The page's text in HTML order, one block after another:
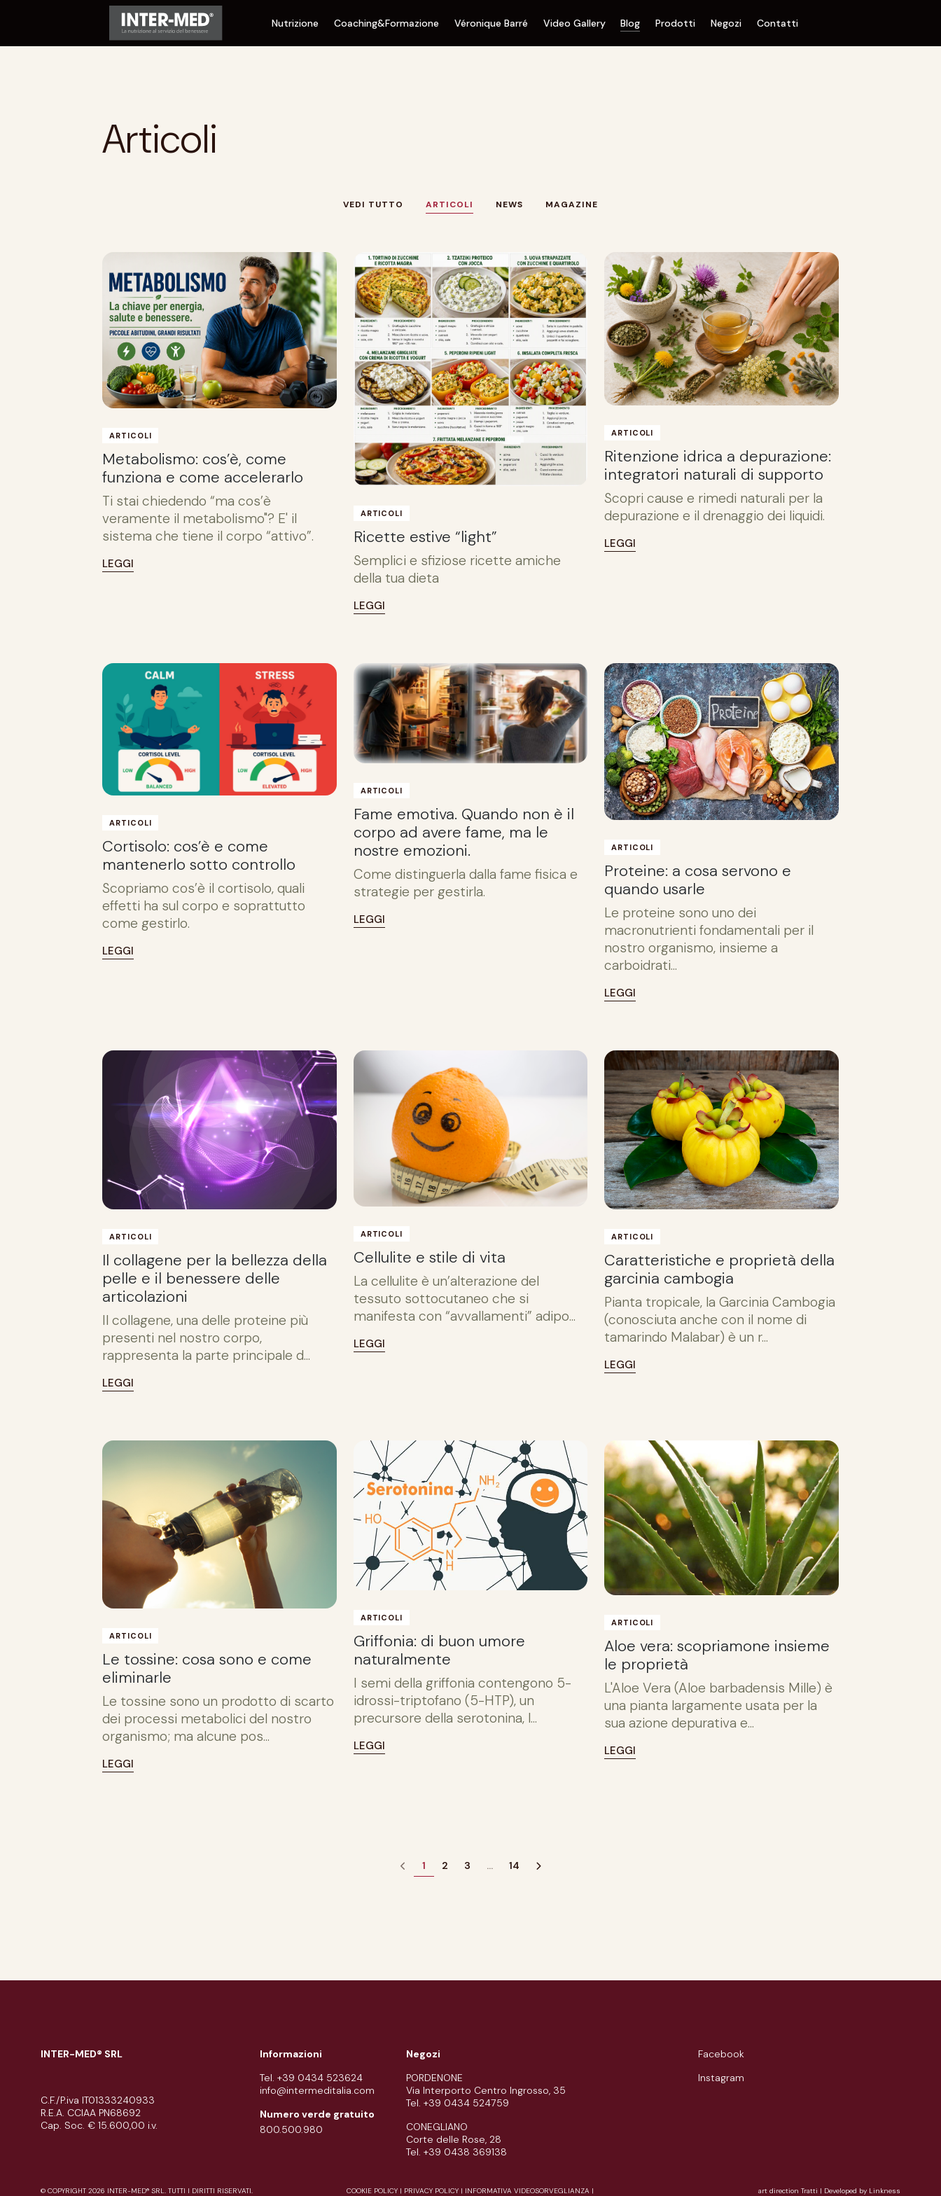
Nutrizione Coaching&Formazione Véronique Barré Video Gallery Blog Prodotti Negozi Contatti
Articoli
VEDI TUTTO ARTICOLI NEWS MAGAZINE
ARTICOLI
Metabolismo: cos’è, come
funziona e come accelerarlo
Ti stai chiedendo “ma cos’è
veramente il metabolismo"? E' il
sistema che tiene il corpo “attivo”.
LEGGI
ARTICOLI
Ricette estive “light”
Semplici e sfiziose ricette amiche
della tua dieta
LEGGI
ARTICOLI
Ritenzione idrica a depurazione:
integratori naturali di supporto
Scopri cause e rimedi naturali per la
depurazione e il drenaggio dei liquidi.
LEGGI
ARTICOLI
Cortisolo: cos’è e come
mantenerlo sotto controllo
Scopriamo cos’è il cortisolo, quali
effetti ha sul corpo e soprattutto
come gestirlo.
LEGGI
ARTICOLI
Fame emotiva. Quando non è il
corpo ad avere fame, ma le
nostre emozioni.
Come distinguerla dalla fame fisica e
strategie per gestirla.
LEGGI
ARTICOLI
Proteine: a cosa servono e
quando usarle
Le proteine sono uno dei
macronutrienti fondamentali per il
nostro organismo, insieme a
carboidrati...
LEGGI
ARTICOLI
Il collagene per la bellezza della
pelle e il benessere delle
articolazioni
Il collagene, una delle proteine più
presenti nel nostro corpo,
rappresenta la parte principale d...
LEGGI
ARTICOLI
Cellulite e stile di vita
La cellulite è un’alterazione del
tessuto sottocutaneo che si
manifesta con “avvallamenti” adipo...
LEGGI
ARTICOLI
Caratteristiche e proprietà della
garcinia cambogia
Pianta tropicale, la Garcinia Cambogia
(conosciuta anche con il nome di
tamarindo Malabar) è un r...
LEGGI
ARTICOLI
Le tossine: cosa sono e come
eliminarle
Le tossine sono un prodotto di scarto
dei processi metabolici del nostro
organismo; ma alcune pos...
LEGGI
ARTICOLI
Griffonia: di buon umore
naturalmente
I semi della griffonia contengono 5-
idrossi-triptofano (5-HTP), un
precursore della serotonina, l...
LEGGI
ARTICOLI
Aloe vera: scopriamone insieme
le proprietà
L'Aloe Vera (Aloe barbadensis Mille) è
una pianta largamente usata per la
sua azione depurativa e...
LEGGI
1 2 3 … 14
INTER-MED® SRL
C.F./P.iva IT01333240933
R.E.A. CCIAA PN68692
Cap. Soc. € 15.600,00 i.v.
Informazioni
Tel. +39 0434 523624
info@intermeditalia.com
Numero verde gratuito
800.500.980
Negozi
PORDENONE
Via Interporto Centro Ingrosso, 35
Tel. +39 0434 524759
CONEGLIANO
Corte delle Rose, 28
Tel. +39 0438 369138
Facebook
Instagram
© COPYRIGHT 2026 INTER-MED® SRL. TUTTI I DIRITTI RISERVATI. COOKIE POLICY | PRIVACY POLICY | INFORMATIVA VIDEOSORVEGLIANZA |
art direction Tratti | Developed by Linkness